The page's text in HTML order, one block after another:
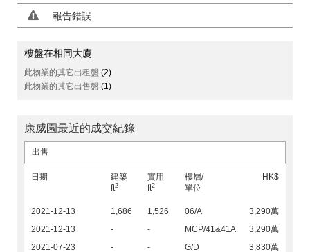
報告錯誤
樓盤在相同大廈
此物業的其它出租盤 (2)
此物業的其它出售盤 (1)
康威園最近的成交紀錄
出售
日期
建築
ft2
實用
ft2
樓層/
單位
HK$
2021-12-13 1,686 1,526 06/A
3,290萬
2021-12-13
- - MCP/41&41A
3,290萬
2021-07-23
- - G/D
3,830萬